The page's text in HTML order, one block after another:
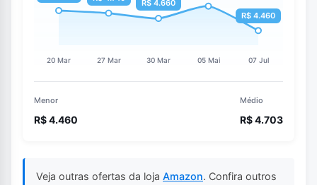
Menor
R$ 4.460
Médio
R$ 4.703
Veja outras ofertas da loja Amazon. Confira outros